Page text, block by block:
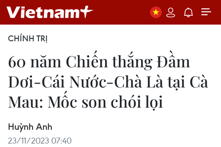
CHÍNH TRỊ
60 năm Chiến thắng Đầm
Dơi-Cái Nước-Chà Là tại Cà
Mau: Mốc son chói lọi
Huỳnh Anh
23/11/2023 07:40